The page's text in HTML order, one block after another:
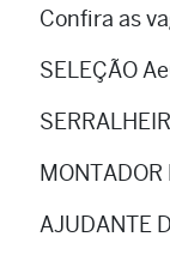
Confira as
SELEÇÃO
MONTADOR
AJUDANTE